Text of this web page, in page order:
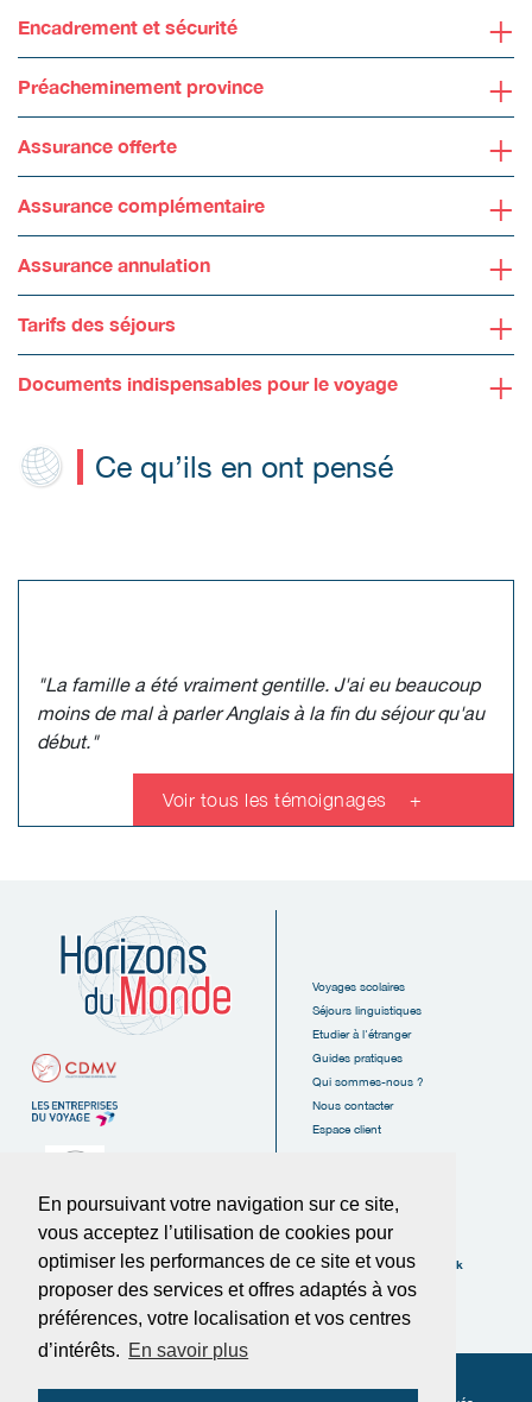
En poursuivant votre navigation sur ce site,
vous acceptez l’utilisation de cookies pour
optimiser les performances de ce site et vous
proposer des services et offres adaptés à vos
préférences, votre localisation et vos centres
d’intérêts. En savoir plus
Encadrement et sécurité +
Préacheminement province +
Assurance offerte +
Assurance complémentaire +
Assurance annulation +
Tarifs des séjours +
Documents indispensables pour le voyage +
Ce qu’ils en ont pensé
"La famille a été vraiment gentille. J'ai eu beaucoup
moins de mal à parler Anglais à la fin du séjour qu'au
début."
Voir tous les témoignages +
6, Rue des Tanneurs
16110 La Rochefoucauld
Tél :
Fax :05.45.62.37.89
Voyages scolaires
Séjours linguistiques
Etudier à l'étranger
Guides pratiques
Qui sommes-nous ?
Nous contacter
Espace client
Suivez-nous sur Facebook